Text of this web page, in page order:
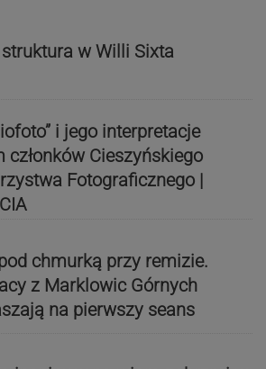
w Willi Sixta
i jego interpretacje
członków Cieszyńskiego
Fotograficznego |
chmurką przy remizie.
z Marklowic Górnych
na pierwszy seans